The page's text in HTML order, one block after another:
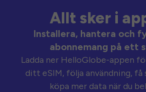
Allt sker i
Installera, hantera och
abonnemang på ett
Ladda ner HelloGlobe-appen
ditt eSIM, följa användning,
köpa mer data när du